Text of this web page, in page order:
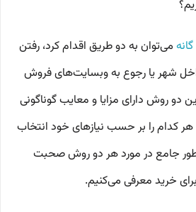
می‌توان به دو طریق اقدام کرد، رفتن
شهر یا رجوع به وبسایت‌های فروش
دو روش دارای مزایا و معایب گوناگونی
هر کدام را بر حسب نیازهای خود انتخاب
جامع در مورد هر دو روش صحبت
خرید معرفی می‌کنیم.